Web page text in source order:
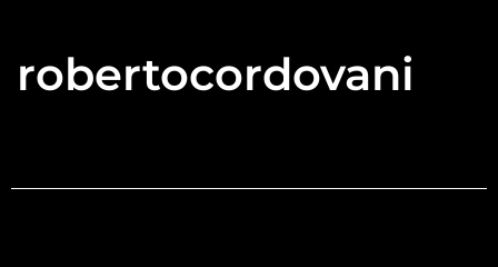
robertocordovani